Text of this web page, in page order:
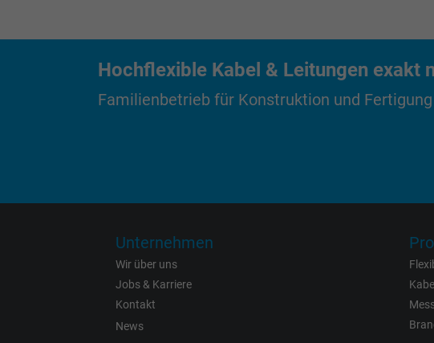
Anbieter Google LLC
Laufzeit 1 Minute
Google
1 Jahr
Wird
Hochflexible Kabel & Leitungen exakt
Familienbetrieb für Konstruktion und
Unternehmen
Wir über uns
Jobs & Karriere
Kontakt
News